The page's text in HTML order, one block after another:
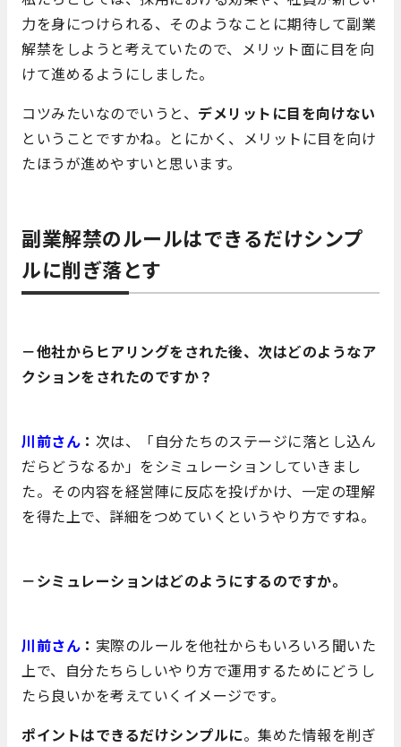
力を身につけられる、そのようなことに期待して副業
解禁をしようと考えていたので、メリット面に目を向
けて進めるようにしました。
コツみたいなのでいうと、 デメリットに目を向けない
ということですかね。とにかく、メリットに目を向け
たほうが進めやすいと思います。
副業解禁のルールはできるだけシンプ
ルに削ぎ落とす
－他社からヒアリングをされた後、次はどのようなア
クションをされたのですか？
川前さん ： 次は、「自分たちのステージに落とし込ん
だらどうなるか」をシミュレーションしていきまし
た。その内容を経営陣に反応を投げかけ、一定の理解
を得た上で、詳細をつめていくというやり方ですね。
－シミュレーションはどのようにするのですか。
川前さん ： 実際のルールを他社からもいろいろ聞いた
上で、自分たちらしいやり方で運用するためにどうし
たら良いかを考えていくイメージです。
ポイントはできるだけシンプルに。集めた情報を削ぎ